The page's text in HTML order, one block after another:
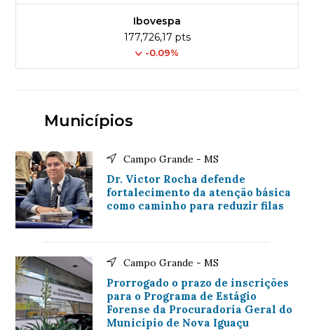
Ibovespa
177,726,17 pts
-0.09%
Municípios
Campo Grande - MS
Dr. Victor Rocha defende
fortalecimento da atenção básica
como caminho para reduzir filas
Campo Grande - MS
Prorrogado o prazo de inscrições
para o Programa de Estágio
Forense da Procuradoria Geral do
Município de Nova Iguaçu